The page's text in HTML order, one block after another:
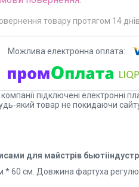
товару протягом 14 днів
підключені електронні
який товар не покидаючи
для майстрів
* 60 см. Довжина фартуха